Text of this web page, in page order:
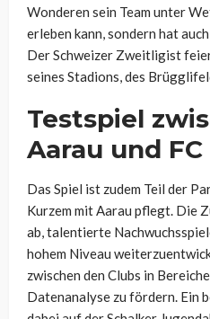
Wonderen sein Team unter
erleben kann, sondern hat
Der Schweizer Zweitligist
seines Stadions, des
Testspiel
Aarau und
Das Spiel ist zudem Teil der
Kurzem mit Aarau pflegt. Die
ab, talentierte
hohem Niveau
zwischen den Clubs in
Datenanalyse zu fördern. Ein